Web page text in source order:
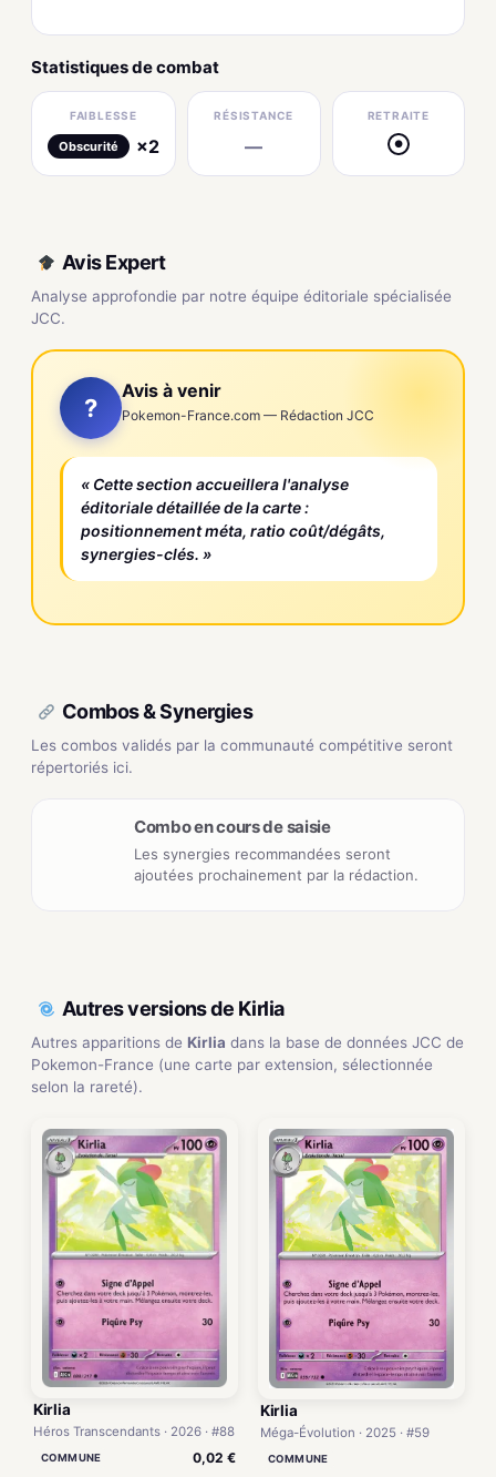
Statistiques de combat
FAIBLESSE
Obscurité ×2
RÉSISTANCE
—
RETRAITE
●
Avis Expert
Analyse approfondie par notre équipe éditoriale spécialisée
JCC.
?
Avis à venir
Pokemon-France.com — Rédaction JCC
« Cette section accueillera l'analyse
éditoriale détaillée de la carte :
positionnement méta, ratio coût/dégâts,
synergies-clés. »
Combos & Synergies
Les combos validés par la communauté compétitive seront
répertoriés ici.
Combo en cours de saisie
Les synergies recommandées seront
ajoutées prochainement par la rédaction.
Autres versions de Kirlia
Autres apparitions de Kirlia dans la base de données JCC de
Pokemon-France (une carte par extension, sélectionnée
selon la rareté).
Kirlia
Héros Transcendants · 2026 · #88
COMMUNE 0,02 €
Kirlia
Méga-Évolution · 2025 · #59
COMMUNE